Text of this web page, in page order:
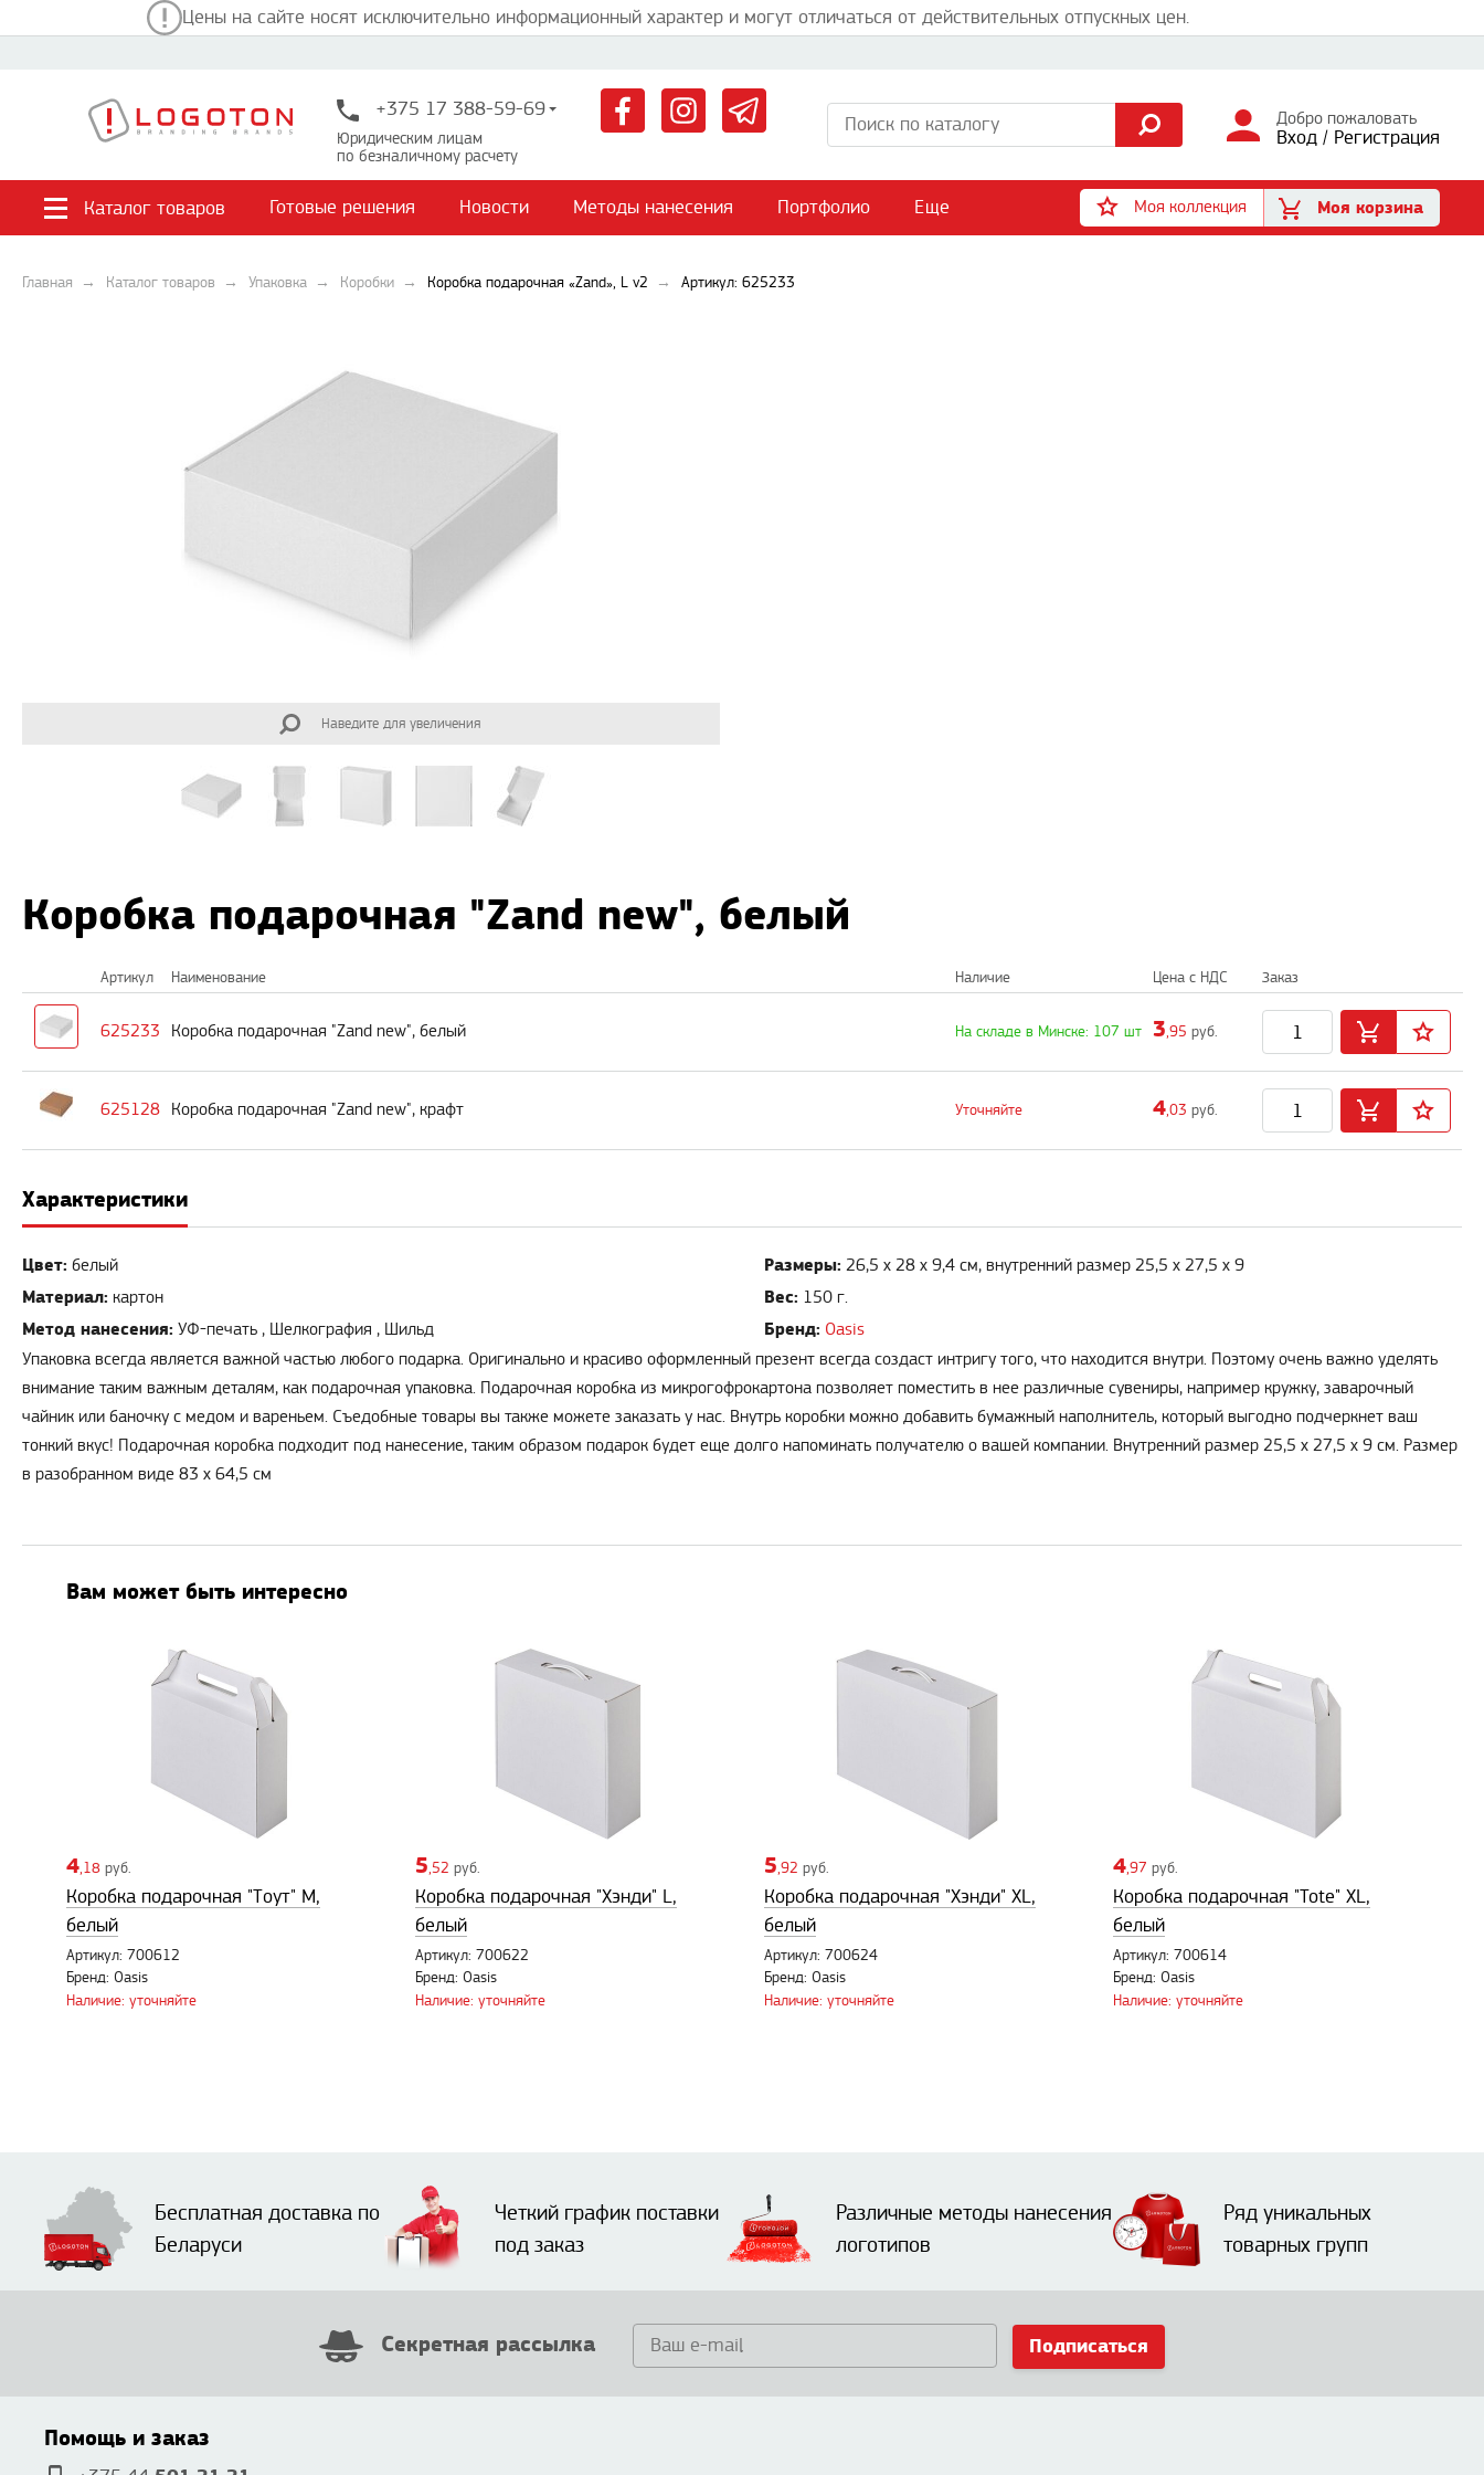
Цены на сайте носят исключительно информационный характер и могут отличаться от действительных отпускных цен.
+375 17 388-59-69
Юридическим лицам
по безналичному расчету
Добро пожаловать
Вход / Регистрация
Каталог товаров Готовые решения Новости Методы нанесения Портфолио Еще Моя коллекция Моя корзина
Главная Каталог товаров Упаковка Коробки Коробка подарочная «Zand», L v2 Артикул: 625233
Наведите для увеличения
Коробка подарочная "Zand new", белый
Артикул Наименование Наличие Цена с НДС Заказ
625233 Коробка подарочная "Zand new", белый На складе в Минске: 107 шт 3,95 руб.
625128 Коробка подарочная "Zand new", крафт Уточняйте 4,03 руб.
Характеристики
Цвет: белый
Материал: картон
Метод нанесения: УФ-печать , Шелкография , Шильд
Размеры: 26,5 х 28 х 9,4 см, внутренний размер 25,5 х 27,5 х 9
Вес: 150 г.
Бренд: Oasis
Упаковка всегда является важной частью любого подарка. Оригинально и красиво оформленный презент всегда создаст интригу того, что находится внутри. Поэтому очень важно уделять
внимание таким важным деталям, как подарочная упаковка. Подарочная коробка из микрогофрокартона позволяет поместить в нее различные сувениры, например кружку, заварочный
чайник или баночку с медом и вареньем. Съедобные товары вы также можете заказать у нас. Внутрь коробки можно добавить бумажный наполнитель, который выгодно подчеркнет ваш
тонкий вкус! Подарочная коробка подходит под нанесение, таким образом подарок будет еще долго напоминать получателю о вашей компании. Внутренний размер 25,5 х 27,5 х 9 см. Размер
в разобранном виде 83 х 64,5 см
Вам может быть интересно
4,18 руб.
Коробка подарочная "Тоут" M,
белый
Артикул: 700612
Бренд: Oasis
Наличие: уточняйте
5,52 руб.
Коробка подарочная "Хэнди" L,
белый
Артикул: 700622
Бренд: Oasis
Наличие: уточняйте
5,92 руб.
Коробка подарочная "Хэнди" XL,
белый
Артикул: 700624
Бренд: Oasis
Наличие: уточняйте
4,97 руб.
Коробка подарочная "Tote" XL,
белый
Артикул: 700614
Бренд: Oasis
Наличие: уточняйте
Бесплатная доставка по
Беларуси
Четкий график поставки
под заказ
Различные методы нанесения
логотипов
Ряд уникальных
товарных групп
Секретная рассылка Подписаться
Помощь и заказ